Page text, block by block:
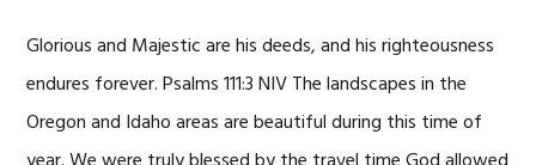
Glorious and Majestic are his deeds, and his righteousness
endures forever. Psalms 111:3 NIV The landscapes in the
Oregon and Idaho areas are beautiful during this time of